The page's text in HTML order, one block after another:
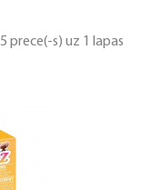
5 prece(-s) uz 1 lapas